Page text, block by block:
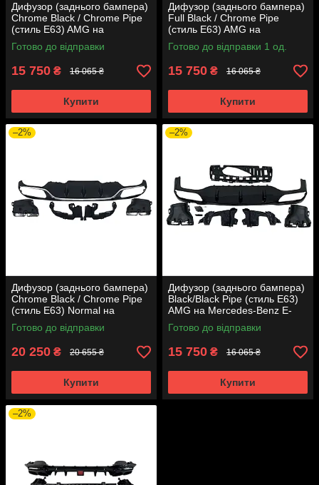
Дифузор (заднього бампера)
Chrome Black / Chrome Pipe
(стиль E63) AMG на
Mercedes-Benz E-Class W213
2016-2020 року
Готово до відправки
15 750 ₴ 16 065 ₴
Купити
Дифузор (заднього бампера)
Full Black / Chrome Pipe
(стиль E63) AMG на
Mercedes-Benz E-Class W213
2016-2020 року
Готово до відправки 1 од.
15 750 ₴ 16 065 ₴
Купити
–2%
Дифузор (заднього бампера)
Chrome Black / Chrome Pipe
(стиль E63) Normal на
Mercedes-Benz E-Class W213
2016-2020 року
Готово до відправки
20 250 ₴ 20 655 ₴
Купити
–2%
Дифузор (заднього бампера)
Black/Black Pipe (стиль E63)
AMG на Mercedes-Benz E-
Class W213 2016-2020 року
Готово до відправки
15 750 ₴ 16 065 ₴
Купити
–2%